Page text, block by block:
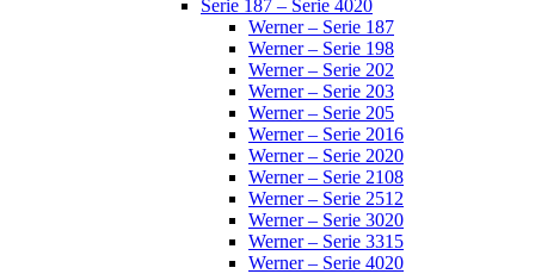
Serie 187 – Serie 4020
Werner – Serie 187
Werner – Serie 198
Werner – Serie 202
Werner – Serie 203
Werner – Serie 205
Werner – Serie 2016
Werner – Serie 2020
Werner – Serie 2108
Werner – Serie 2512
Werner – Serie 3020
Werner – Serie 3315
Werner – Serie 4020